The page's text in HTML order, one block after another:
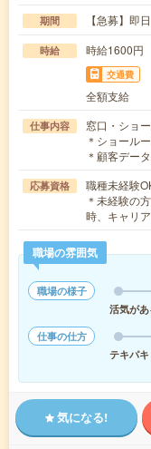
期間 【急募】即
時給 時給1600円
交通費
全額支給
仕事内容
窓口・ショ
＊ショール
＊顧客デー
応募資格
職種未経験
＊未経験の
時、キャリ
職場の雰囲気
職場の様子
活気があ
仕事の仕方
テキパキ
気になる!